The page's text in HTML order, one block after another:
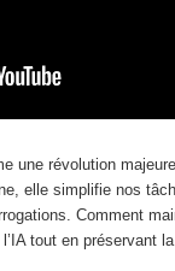
une révolution
elle simplifie nos
Comment
tout en préservant